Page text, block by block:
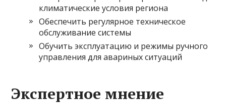
климатические условия региона
Обеспечить регулярное техническое
обслуживание системы
Обучить эксплуатацию и режимы ручного
управления для авариных ситуаций
Экспертное мнение